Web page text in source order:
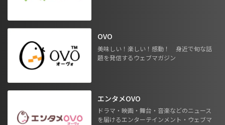
OVO
美味しい！楽しい！感動！ 身近で旬な話
題を発信するウェブマガジン
エンタメOVO
ドラマ・映画・舞台・音楽などのニュース
を届けるエンターテインメント・ウェブマ